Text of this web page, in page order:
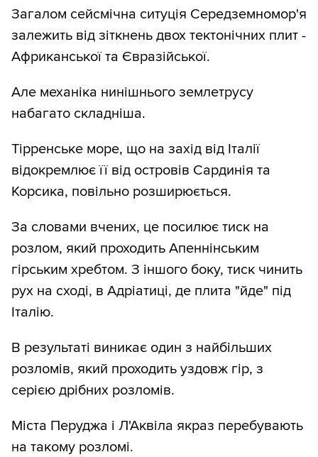
Загалом сейсмічна ситуція Середземномор'я
залежить від зіткнень двох тектонічних плит -
Африканської та Євразійської.
Але механіка нинішнього землетрусу
набагато складніша.
Тірренське море, що на захід від Італії
відокремлює її від островів Сардинія та
Корсика, повільно розширюється.
За словами вчених, це посилює тиск на
розлом, який проходить Апеннінським
гірським хребтом. З іншого боку, тиск чинить
рух на сході, в Адріатиці, де плита "йде" під
Італію.
В результаті виникає один з найбільших
розломів, який проходить уздовж гір, з
серією дрібних розломів.
Міста Перуджа і Л'Аквіла якраз перебувають
на такому розломі.